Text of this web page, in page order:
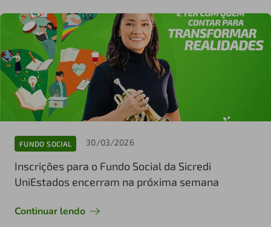
FUNDO SOCIAL 30/03/2026
Inscrições para o Fundo Social da Sicredi
UniEstados encerram na próxima semana
Continuar lendo